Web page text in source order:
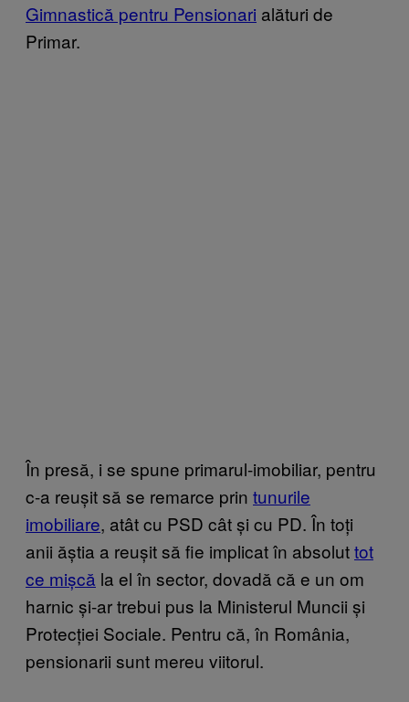
Gimnastică pentru Pensionari alături de
Primar.
În presă, i se spune primarul-imobiliar, pentru
c-a reușit să se remarce prin tunurile
imobiliare, atât cu PSD cât și cu PD. În toți
anii ăștia a reușit să fie implicat în absoluttot
ce mișcă la el în sector, dovadă că e un om
harnic și-ar trebui pus la Ministerul Muncii și
Protecției Sociale. Pentru că, în România,
pensionarii sunt mereu viitorul.